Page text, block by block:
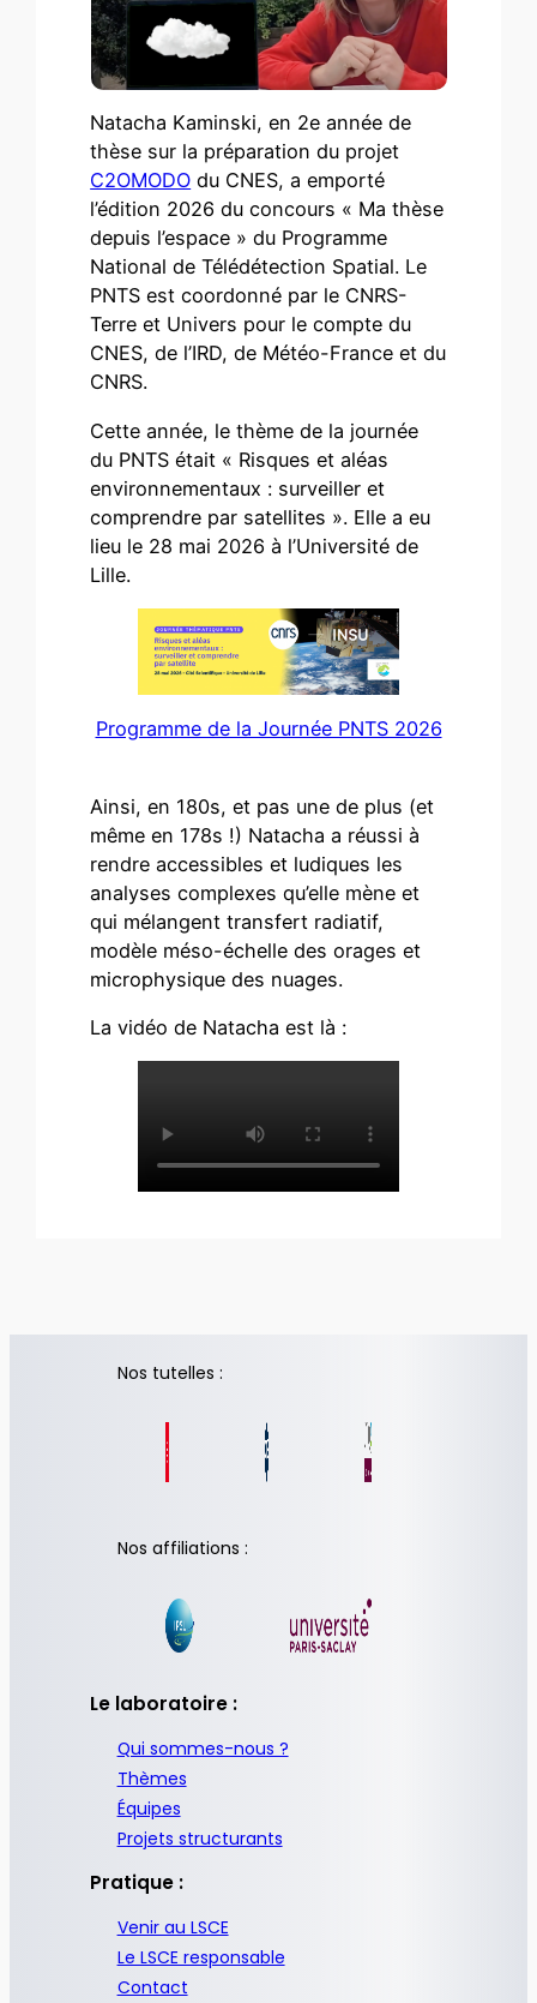
Natacha Kaminski, en 2e année de
thèse sur la préparation du projet
C2OMODO du CNES, a emporté
l’édition 2026 du concours « Ma thèse
depuis l’espace » du Programme
National de Télédétection Spatial. Le
PNTS est coordonné par le CNRS-
Terre et Univers pour le compte du
CNES, de l’IRD, de Météo-France et du
CNRS.
Cette année, le thème de la journée
du PNTS était « Risques et aléas
environnementaux : surveiller et
comprendre par satellites ». Elle a eu
lieu le 28 mai 2026 à l’Université de
Lille.
Programme de la Journée PNTS 2026
Ainsi, en 180s, et pas une de plus (et
même en 178s !) Natacha a réussi à
rendre accessibles et ludiques les
analyses complexes qu’elle mène et
qui mélangent transfert radiatif,
modèle méso-échelle des orages et
microphysique des nuages.
La vidéo de Natacha est là :
Nos tutelles :
Nos affiliations :
Le laboratoire :
Qui sommes-nous ?
Thèmes
Équipes
Projets structurants
Pratique :
Venir au LSCE
Le LSCE responsable
Contact